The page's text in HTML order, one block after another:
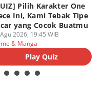
Pilih Karakter One
Ini, Kami Tebak Tipe
yang Cocok Buatmu
2026, 19:45 WIB
& Manga
Play Quiz